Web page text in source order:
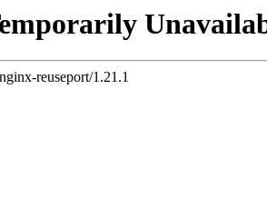
nginx-reuseport/1.21.1